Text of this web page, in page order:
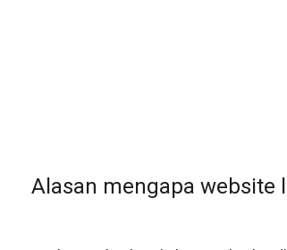
Alasan mengapa website